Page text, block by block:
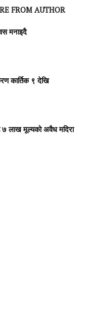
FROM AUTHOR
मनाइदै
कार्तिक ९ देखि
७ लाख मूल्यको अवैध मदिरा